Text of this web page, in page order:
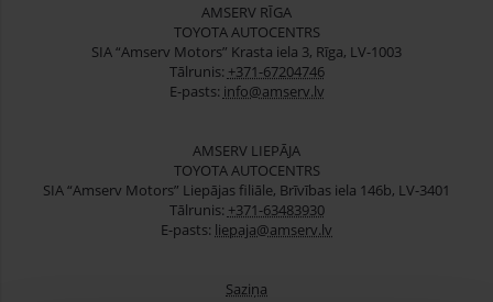
AMSERV RĪGA
TOYOTA AUTOCENTRS
SIA “Amserv Motors” Krasta iela 3, Rīga, LV-1003
Tālrunis: +371-67204746
E-pasts: info@amserv.lv
AMSERV LIEPĀJA
TOYOTA AUTOCENTRS
SIA “Amserv Motors” Liepājas filiāle, Brīvības iela 146b, LV-3401
Tālrunis: +371-63483930
E-pasts: liepaja@amserv.lv
Saziņa